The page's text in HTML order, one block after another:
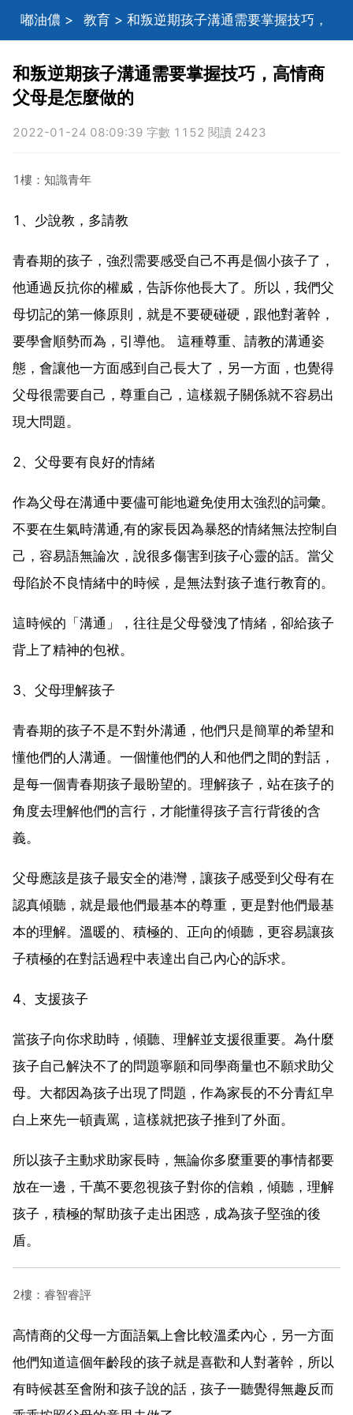
嘟油儂 > 教育 > 和叛逆期孩子溝通需要掌握技巧，
高情商父母是怎麼做的
和叛逆期孩子溝通需要掌握技巧，高情商
父母是怎麼做的
2022-01-24 08:09:39 字數 1152 閱讀 2423
1樓：知識青年
1、少說教，多請教
青春期的孩子，強烈需要感受自己不再是個小孩子了，
他通過反抗你的權威，告訴你他長大了。所以，我們父
母切記的第一條原則，就是不要硬碰硬，跟他對著幹，
要學會順勢而為，引導他。 這種尊重、請教的溝通姿
態，會讓他一方面感到自己長大了，另一方面，也覺得
父母很需要自己，尊重自己，這樣親子關係就不容易出
現大問題。
2、父母要有良好的情緒
作為父母在溝通中要儘可能地避免使用太強烈的詞彙。
不要在生氣時溝通,有的家長因為暴怒的情緒無法控制自
己，容易語無論次，說很多傷害到孩子心靈的話。當父
母陷於不良情緒中的時候，是無法對孩子進行教育的。
這時候的「溝通」，往往是父母發洩了情緒，卻給孩子
背上了精神的包袱。
3、父母理解孩子
青春期的孩子不是不對外溝通，他們只是簡單的希望和
懂他們的人溝通。一個懂他們的人和他們之間的對話，
是每一個青春期孩子最盼望的。理解孩子，站在孩子的
角度去理解他們的言行，才能懂得孩子言行背後的含
義。
父母應該是孩子最安全的港灣，讓孩子感受到父母有在
認真傾聽，就是最他們最基本的尊重，更是對他們最基
本的理解。溫暖的、積極的、正向的傾聽，更容易讓孩
子積極的在對話過程中表達出自己內心的訴求。
4、支援孩子
當孩子向你求助時，傾聽、理解並支援很重要。為什麼
孩子自己解決不了的問題寧願和同學商量也不願求助父
母。大都因為孩子出現了問題，作為家長的不分青紅皁
白上來先一頓責罵，這樣就把孩子推到了外面。
所以孩子主動求助家長時，無論你多麼重要的事情都要
放在一邊，千萬不要忽視孩子對你的信賴，傾聽，理解
孩子，積極的幫助孩子走出困惑，成為孩子堅強的後
盾。
2樓：睿智睿評
高情商的父母一方面語氣上會比較溫柔內心，另一方面
他們知道這個年齡段的孩子就是喜歡和人對著幹，所以
有時候甚至會附和孩子說的話，孩子一聽覺得無趣反而